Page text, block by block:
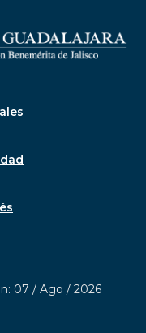
07 / Ago / 2026